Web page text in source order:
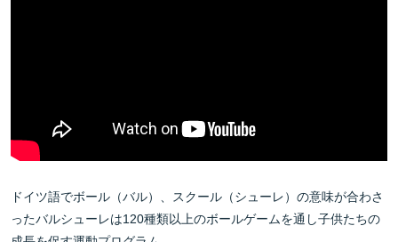
ドイツ語でボール（バル）、スクール（シューレ）の意味が合わさ
ったバルシューレは120種類以上のボールゲームを通し子供たちの